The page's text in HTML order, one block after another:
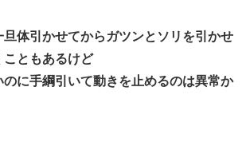
体引かせてからガツンとソリを引かせ
ともあるけど
に手綱引いて動きを止めるのは異常か